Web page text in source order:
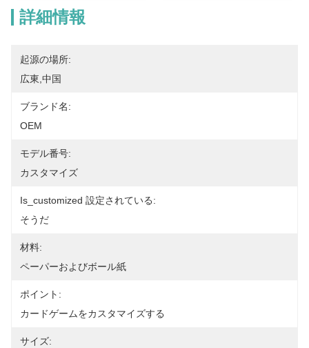
詳細情報
起源の場所:
広東,中国
ブランド名:
OEM
モデル番号:
カスタマイズ
Is_customized 設定されている:
そうだ
材料:
ペーパーおよびボール紙
ポイント:
カードゲームをカスタマイズする
サイズ: